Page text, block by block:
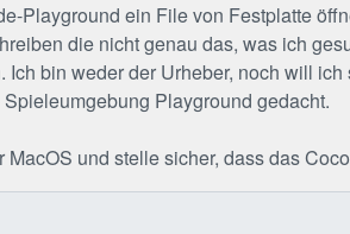
Playground ein File von Festplatte
die nicht genau das, was ich
bin weder der Urheber, noch will
Playground gedacht.
und stelle sicher, dass das